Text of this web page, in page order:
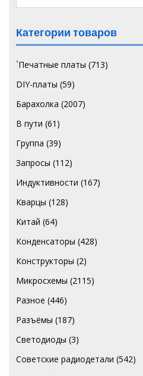
Категории товаров
`Печатные платы (713)
DIY-платы (59)
Барахолка (2007)
В пути (61)
Группа (39)
Запросы (112)
Индуктивности (167)
Кварцы (128)
Китай (64)
Конденсаторы (428)
Конструкторы (2)
Микросхемы (2115)
Разное (446)
Разъёмы (187)
Светодиоды (3)
Советские радиодетали (542)